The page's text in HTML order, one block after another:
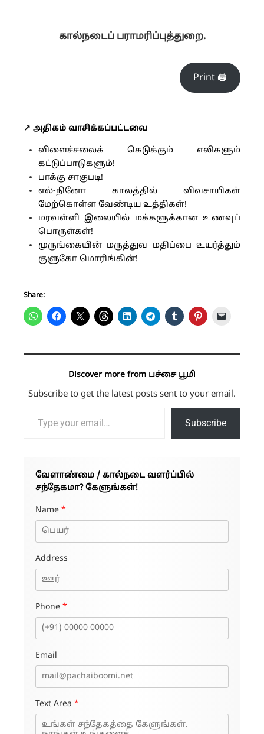
கால்நடைப் பராமரிப்புத்துறை.
Print 🖨
↗️ அதிகம் வாசிக்கப்பட்டவை
விளைச்சலைக் கெடுக்கும் எலிகளும்
கட்டுப்பாடுகளும்!
பாக்கு சாகுபடி!
எல்-நினோ காலத்தில் விவசாயிகள்
மேற்கொள்ள வேண்டிய உத்திகள்!
மரவள்ளி இலையில் மக்களுக்கான உணவுப்
பொருள்கள்!
முருங்கையின் மருத்துவ மதிப்பை உயர்த்தும்
குளுகோ மொரிங்கின்!
Share:
Discover more from பச்சை பூமி
Subscribe to get the latest posts sent to your email.
Subscribe
வேளாண்மை / கால்நடை வளர்ப்பில்
சந்தேகமா? கேளுங்கள்!
Name *
Address
Phone *
Email
Text Area *